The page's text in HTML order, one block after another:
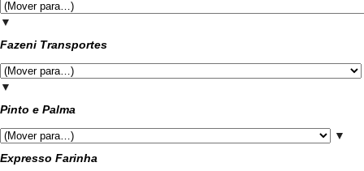
▼
Fazeni Transportes
▼
Pinto e Palma
▼
Expresso Farinha